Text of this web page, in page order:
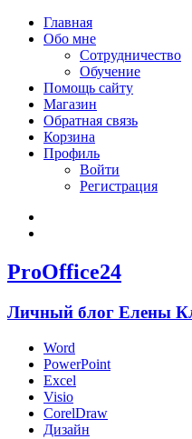
Главная
Обо мне
Сотрудничество
Обучение
Помощь сайту
Магазин
Обратная связь
Корзина
Профиль
Войти
Регистрация
ProOffice24
Личный блог Елены
Word
PowerPoint
Excel
Visio
CorelDraw
Дизайн